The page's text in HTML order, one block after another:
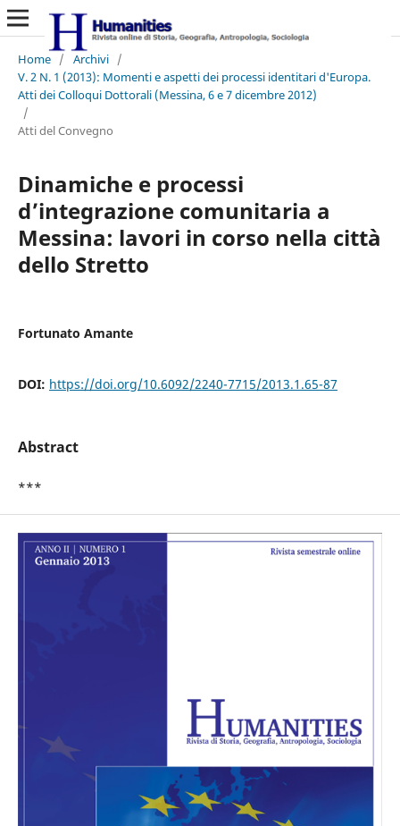
Home / Archivi /
V. 2 N. 1 (2013): Momenti e aspetti dei processi identitari d'Europa.
Atti dei Colloqui Dottorali (Messina, 6 e 7 dicembre 2012)
/
Atti del Convegno
Dinamiche e processi
d’integrazione comunitaria a
Messina: lavori in corso nella città
dello Stretto
Fortunato Amante
DOI: https://doi.org/10.6092/2240-7715/2013.1.65-87
Abstract
***